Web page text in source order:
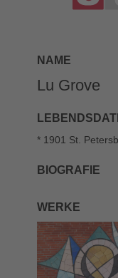
NAME
Lu Grove
* 1901 St.
BIOGRAFIE
WERKE